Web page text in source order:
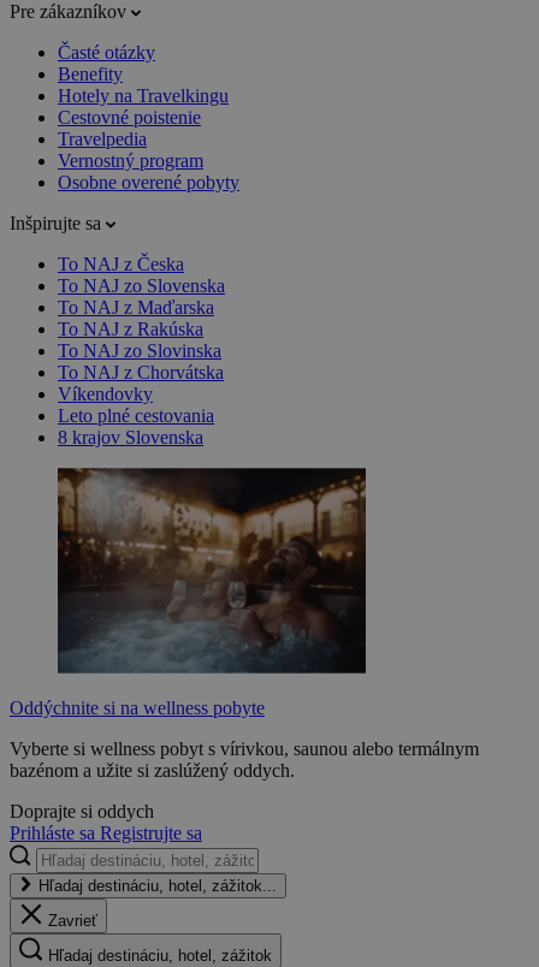
Pre zákazníkov
Časté otázky
Benefity
Hotely na Travelkingu
Cestovné poistenie
Travelpedia
Vernostný program
Osobne overené pobyty
Inšpirujte sa
To NAJ z Česka
To NAJ zo Slovenska
To NAJ z Maďarska
To NAJ z Rakúska
To NAJ zo Slovinska
To NAJ z Chorvátska
Víkendovky
Leto plné cestovania
8 krajov Slovenska
Oddýchnite si na wellness pobyte
Vyberte si wellness pobyt s vírivkou, saunou alebo termálnym
bazénom a užite si zaslúžený oddych.
Doprajte si oddych
Prihláste sa Registrujte sa
Hľadaj destináciu, hotel, zážitok...
Zavrieť
Hľadaj destináciu, hotel, zážitok